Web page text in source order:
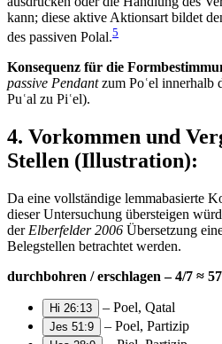
kann; diese aktive Aktionsart bildet
des passiven Polal.5
Konsequenz für die
passive Pendantzum Poʿel innerhalb
Puʿal zu Piʿel).
4. Vorkommen und
Stellen (Illustration):
Da eine vollständige lemmabasierte
dieser Untersuchung übersteigen
der Elberfelder 2006 Übersetzung
Belegstellen betrachtet werden.
durchbohren / erschlagen – 4/7 ≈
Hi 26:13 – Poel, Qatal
Jes 51:9 – Poel, Partizip